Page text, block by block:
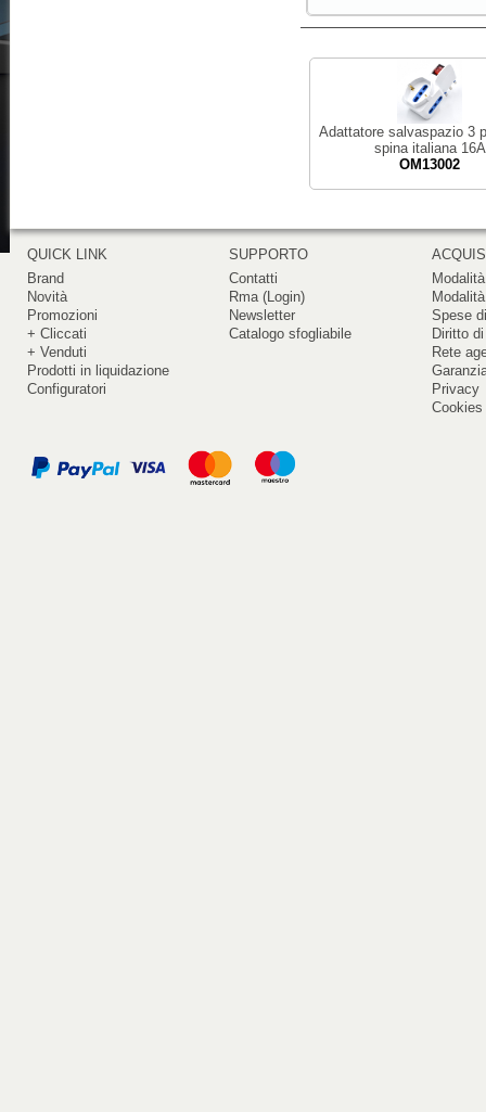
Adattatore salvaspazio 3
spina italiana 16A
OM13002
QUICK LINK
Brand
Novità
Promozioni
+ Cliccati
+ Venduti
Prodotti in liquidazione
Configuratori
SUPPORTO
Contatti
Rma (Login)
Newsletter
Catalogo sfogliabile
Spese
Diritto
Rete
Privacy